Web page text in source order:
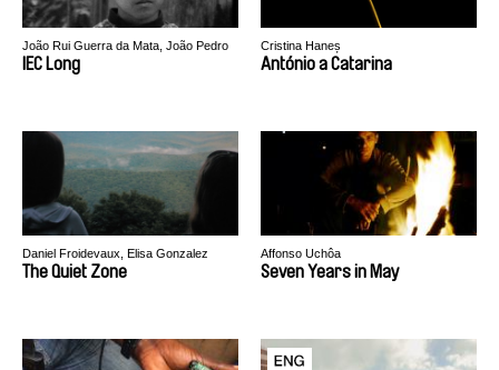
João Rui Guerra da Mata, João Pedro
Rodrigues
IEC Long
Cristina Haneș
António a Catarina
Daniel Froidevaux, Elisa Gonzalez
The Quiet Zone
Affonso Uchôa
Seven Years in May